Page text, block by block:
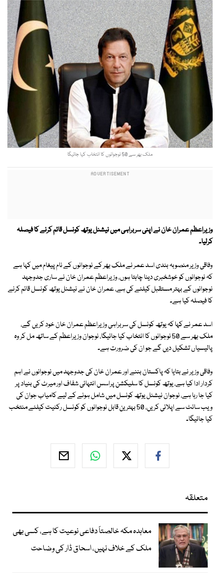
ملک بھر سے 50 نوجوانوں کا انتخاب کیا جائیگا
وزیراعظم عمران خان نے اپنی سربراہی میں نیشنل یوتھ کونسل قائم کرنے کا فیصلہ
کرلیا۔
وفاقی وزیر منصوبہ بندی اسد عمر نے ملک بھر کے نوجوانوں کے نام پیغام میں کہا ہے
کہ نوجوانوں کو خوشخبری دینا چاہتا ہوں، وزیراعظم عمران خان نے ساری جدوجہد
نوجوانوں کے بہتر مستقبل کیلئے کی ہے، عمران خان نے نیشنل یوتھ کونسل قائم کرنے
کا فیصلہ کیا ہے۔
اسد عمر نے کہا کہ یوتھ کونسل کی سربراہی وزیراعظم عمران خان خود کریں گے،
ملک بھر سے 50 نوجوانوں کا انتخاب کیا جائیگا، نوجوان وزیراعظم کے ساتھ مل کر وہ
پالیسیاں تشکیل دیں گے جو ان کی ضرورت ہے۔
وفاقی وزیر نے بتایا کہ پاکستان بننے اور عمران خان کی جدوجہد میں نوجوانوں نے اہم
کردار ادا کیا ہے، یوتھ کونسل کا سلیکشن پراسس انتہائی شفاف اور میرٹ کی بنیاد پر
کیا جا رہا ہے، نوجوان نیشنل یوتھ کونسل میں شامل ہونے کے لیے کامیاب جوان کی
ویب سائٹ سے اپلائی کریں، 50 بہترین قابل نوجوانوں کو کونسل رکنیت کیلئے منتخب
کیا جائیگا۔
متعلقہ
معاہدہ مکہ خالصتاً دفاعی نوعیت کا ہے، کسی بھی
ملک کے خلاف نہیں، اسحاق ڈار کی وضاحت